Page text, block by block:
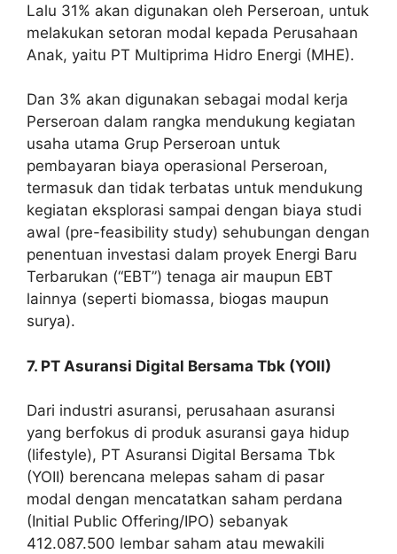
Lalu 31% akan digunakan oleh Perseroan, untuk
melakukan setoran modal kepada Perusahaan
Anak, yaitu PT Multiprima Hidro Energi (MHE).
Dan 3% akan digunakan sebagai modal kerja
Perseroan dalam rangka mendukung kegiatan
usaha utama Grup Perseroan untuk
pembayaran biaya operasional Perseroan,
termasuk dan tidak terbatas untuk mendukung
kegiatan eksplorasi sampai dengan biaya studi
awal (pre-feasibility study) sehubungan dengan
penentuan investasi dalam proyek Energi Baru
Terbarukan (“EBT”) tenaga air maupun EBT
lainnya (seperti biomassa, biogas maupun
surya).
7. PT Asuransi Digital Bersama Tbk (YOII)
Dari industri asuransi, perusahaan asuransi
yang berfokus di produk asuransi gaya hidup
(lifestyle), PT Asuransi Digital Bersama Tbk
(YOII) berencana melepas saham di pasar
modal dengan mencatatkan saham perdana
(Initial Public Offering/IPO) sebanyak
412.087.500 lembar saham atau mewakili